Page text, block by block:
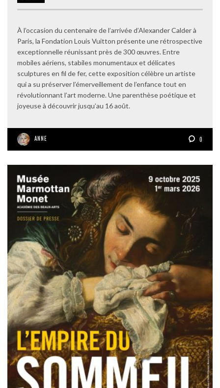
À l’occasion du centenaire de l’arrivée d’Alexander Calder à
Paris, la Fondation Louis Vuitton présente une rétrospective
exceptionnelle réunissant près de 300 œuvres. Entre
mobiles aériens, stabiles monumentaux et délicates
sculptures en fil de fer, cette exposition célèbre un artiste
qui a su préserver l’émerveillement de l’enfance tout en
révolutionnant l’art moderne. Une parenthèse poétique et
joyeuse à découvrir jusqu’au 16 août.
ANNE 0